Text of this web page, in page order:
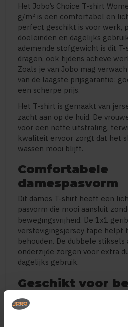
Het Jobo’s Choice T-shirt
g/m² is een comfortabel en
perfect geschikt is voor werk,
doeleinden en dagelijks
ademende stofgewicht is dit
dragen, ook tijdens actieve
Zoals je van Jobo mag
van de laagste prijsgarantie:
een scherpe prijs.
Het T-shirt is gemaakt van
zacht aan op de huid. De
voor een nette uitstraling,
kwaliteit ervoor zorgt dat het
wassen mooi blijft.
Comfortabele
damespasvorm
Dit dames T-shirt heeft een
pasvorm die mooi aansluit
bewegingsvrijheid. De 1x1
verstevigingsjersey tape helpt
behouden. De dubbele stiksels
onderzijde zorgen voor extra
dagelijks gebruik.
Geschikt voor
en promotie
Dankzij de gladde jersey stof